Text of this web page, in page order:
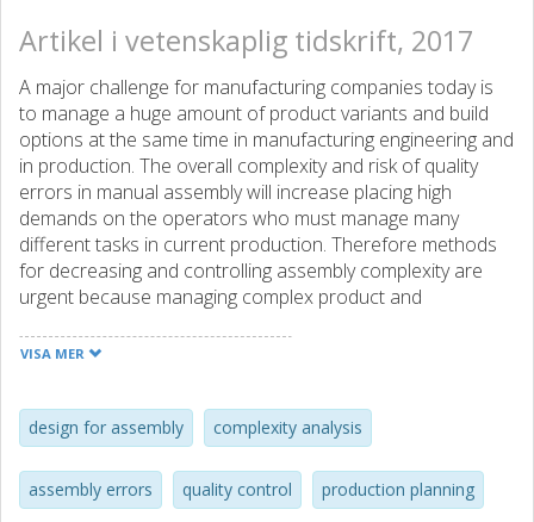
Artikel i vetenskaplig tidskrift, 2017
A major challenge for manufacturing companies today is
to manage a huge amount of product variants and build
options at the same time in manufacturing engineering and
in production. The overall complexity and risk of quality
errors in manual assembly will increase placing high
demands on the operators who must manage many
different tasks in current production. Therefore methods
for decreasing and controlling assembly complexity are
urgent because managing complex product and
advantages. The objective of this paper is to present a
criteria were arrived at. The verified method includes
sixteen high complexity and sixteen low complexity criteria
to aid designers in preventing costly errors during
assembly and create good basic assembly conditions in
VISA MER
design for assembly complexity analysis
assembly errors quality control production planning